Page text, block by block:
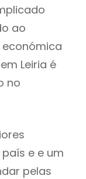
ao
Leiria é
no
e e um
pelas